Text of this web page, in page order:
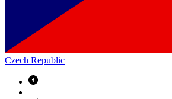
Czech Republic